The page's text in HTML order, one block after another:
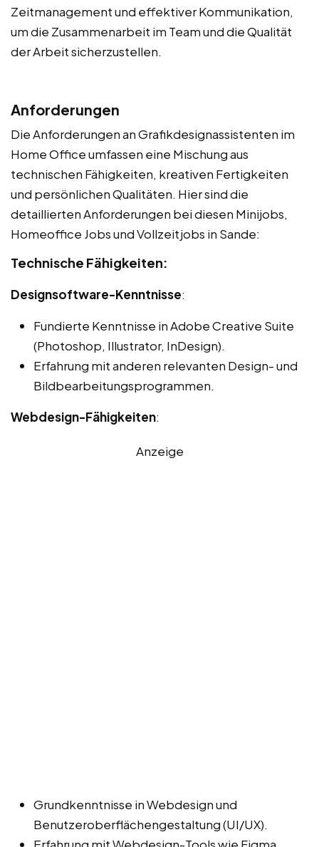
Zeitmanagement und effektiver Kommunikation,
um die Zusammenarbeit im Team und die Qualität
der Arbeit sicherzustellen.
Anforderungen
Die Anforderungen an Grafikdesignassistenten im
Home Office umfassen eine Mischung aus
technischen Fähigkeiten, kreativen Fertigkeiten
und persönlichen Qualitäten. Hier sind die
detaillierten Anforderungen bei diesen Minijobs,
Homeoffice Jobs und Vollzeitjobs in Sande:
Technische Fähigkeiten:
Designsoftware-Kenntnisse:
Fundierte Kenntnisse in Adobe Creative Suite
(Photoshop, Illustrator, InDesign).
Erfahrung mit anderen relevanten Design- und
Bildbearbeitungsprogrammen.
Webdesign-Fähigkeiten:
Anzeige
Grundkenntnisse in Webdesign und
Benutzeroberflächengestaltung (UI/UX).
Erfahrung mit Webdesign-Tools wie Figma,